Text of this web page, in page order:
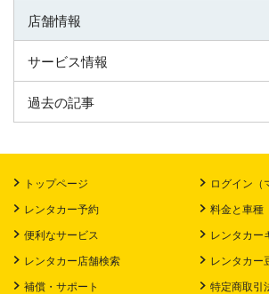
店舗情報
サービス情報
過去の記事
トップページ
ログイン（
レンタカー予約
料金と車種
便利なサービス
レンタカー
レンタカー店舗検索
レンタカー
補償・サポート
特定商取引